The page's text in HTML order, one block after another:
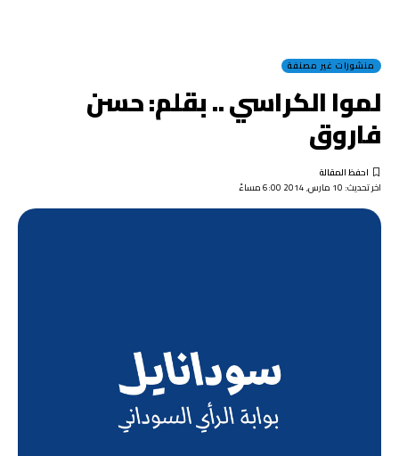
منشورات غير مصنفة
لموا الكراسي .. بقلم: حسن
فاروق
اخر تحديث: 10 مارس, 2014 6:00 مساءً